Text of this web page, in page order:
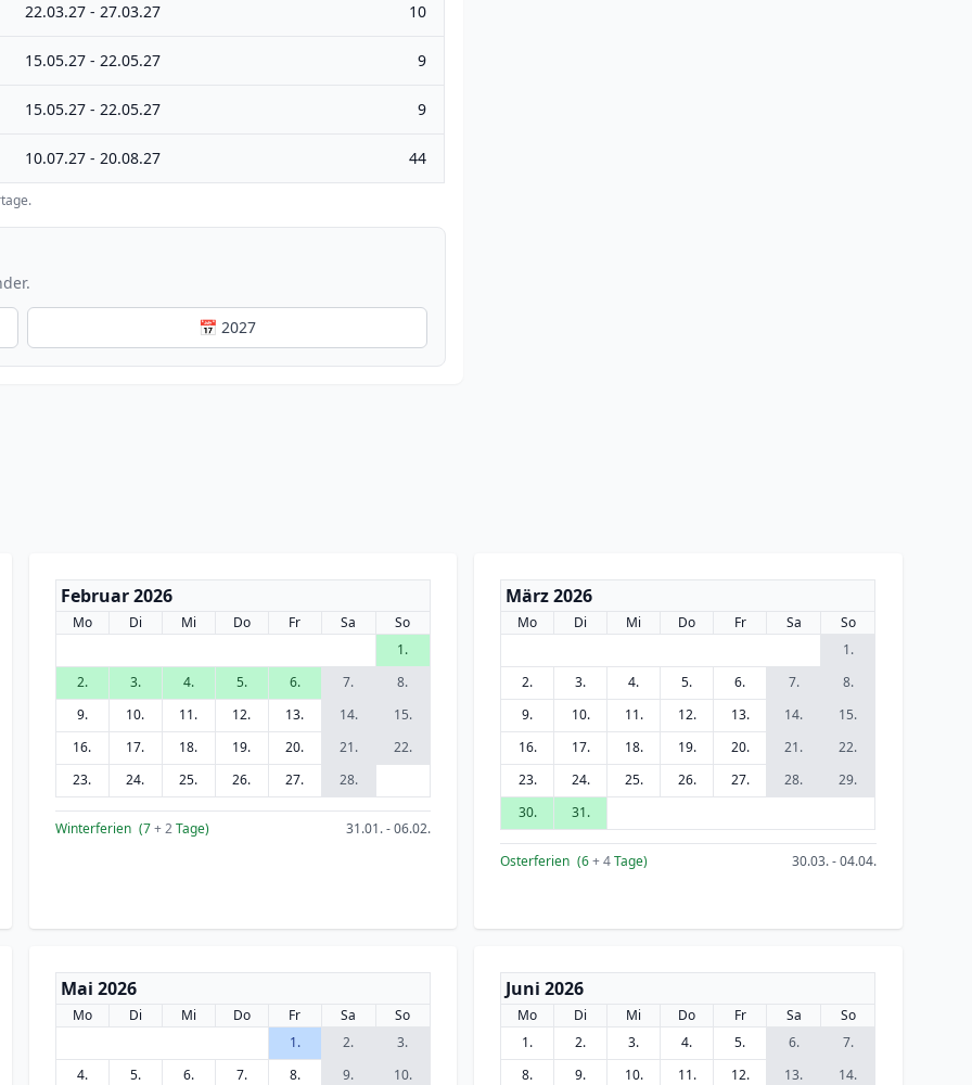
22.03.27 - 27.03.27 10
15.05.27 - 22.05.27 9
15.05.27 - 22.05.27 9
10.07.27 - 20.08.27 44
📅 2027
Februar 2026
Mo Di Mi Do Fr Sa
So
1.
2.
3. 4. 5. 6. 7.
8.
9.
10. 11. 12. 13. 14.
15.
16.
17. 18. 19. 20. 21.
22.
23.
24. 25. 26. 27. 28.
Winterferien (7+ 2Tage) 31.01. - 06.02.
März 2026
Mo Di Mi Do Fr Sa
So
1.
2.
3. 4. 5. 6. 7.
8.
9.
10. 11. 12. 13. 14.
15.
16.
17. 18. 19. 20. 21.
22.
23.
24. 25. 26. 27. 28.
29.
30.
31.
Osterferien (6+ 4Tage) 30.03. - 04.04.
Mai 2026
Mo Di Mi Do Fr Sa
So
1.
2.
3.
4.
5. 6. 7. 8. 9.
10.
Juni 2026
Mo Di Mi Do Fr Sa
So
1.
2. 3. 4. 5. 6.
7.
8.
9. 10. 11. 12. 13.
14.